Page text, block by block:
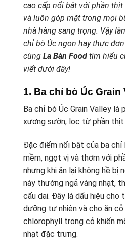
cao cấp nổi bật với phần
và luôn góp mặt trong mọi
nhà hàng sang trọng. Vậy
chỉ bò Úc ngon hay thực
cùng La Bàn Food tìm hiểu
viết dưới đây!
1. Ba chỉ bò Úc Grain
Ba chỉ bò Úc Grain Valley là
xương sườn, lọc từ phần thịt
Đặc điểm nổi bật của ba chỉ
mềm, ngọt vị và thơm với
nhưng khi ăn lại không hề bị
này thường ngả vàng nhạt,
cấu dai. Đây là dấu hiệu cho
dưỡng tự nhiên và cho ăn
chlorophyll trong cỏ khiến
nhạt đặc trưng.